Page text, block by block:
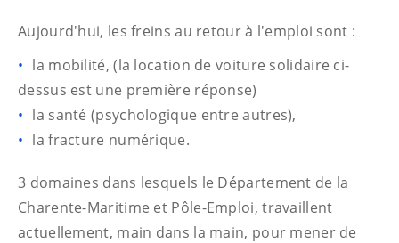
Aujourd'hui, les freins au retour à l'emploi sont :
la mobilité, (la location de voiture solidaire ci-
dessus est une première réponse)
la santé (psychologique entre autres),
la fracture numérique.
3 domaines dans lesquels le Département de la
Charente-Maritime et Pôle-Emploi, travaillent
actuellement, main dans la main, pour mener de